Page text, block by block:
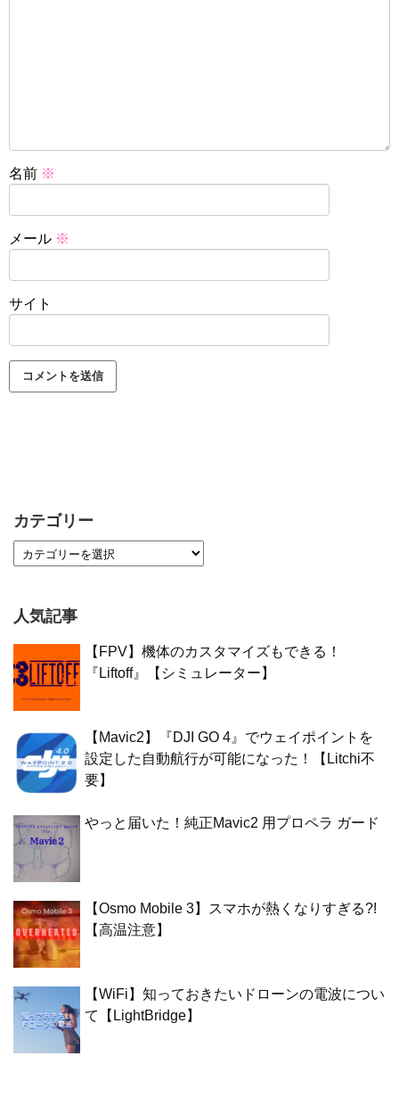
名前 ※
メール ※
サイト
カテゴリー
人気記事
【FPV】機体のカスタマイズもできる！
『Liftoff』【シミュレーター】
【Mavic2】『DJI GO 4』でウェイポイントを
設定した自動航行が可能になった！【Litchi不
要】
やっと届いた！純正Mavic2 用プロペラ ガード
【Osmo Mobile 3】スマホが熱くなりすぎる?!
【高温注意】
【WiFi】知っておきたいドローンの電波につい
て【LightBridge】